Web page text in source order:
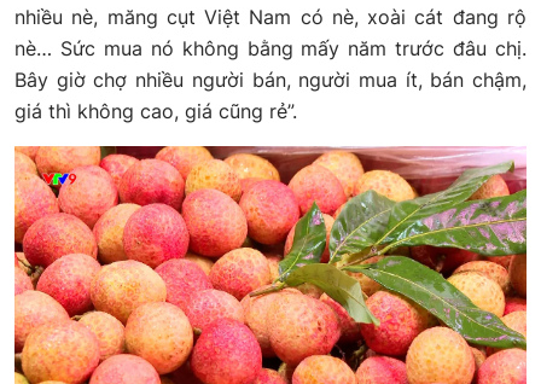
nhiều nè, măng cụt Việt Nam có nè, xoài cát đang rộ
nè… Sức mua nó không bằng mấy năm trước đâu chị.
Bây giờ chợ nhiều người bán, người mua ít, bán chậm,
giá thì không cao, giá cũng rẻ”.